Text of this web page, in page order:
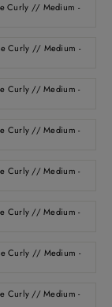
Curly // Medium -
Curly // Medium -
Curly // Medium -
Curly // Medium -
Curly // Medium -
Curly // Medium -
Curly // Medium -
Curly // Medium -